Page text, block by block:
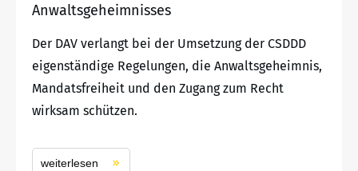
Anwaltsgeheimnisses
Der DAV verlangt bei der Umsetzung der CSDDD
eigenständige Regelungen, die Anwaltsgeheimnis,
Mandatsfreiheit und den Zugang zum Recht
wirksam schützen.
weiterlesen